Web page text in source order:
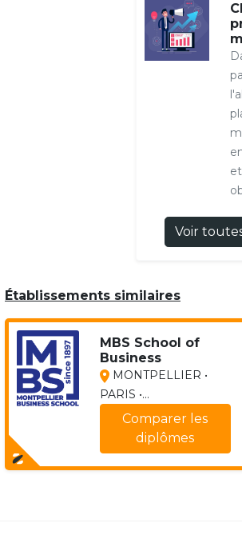
Voir
Établissements similaires
MBS School of
Business
MONTPELLIER •
PARIS •...
Comparer les
diplômes